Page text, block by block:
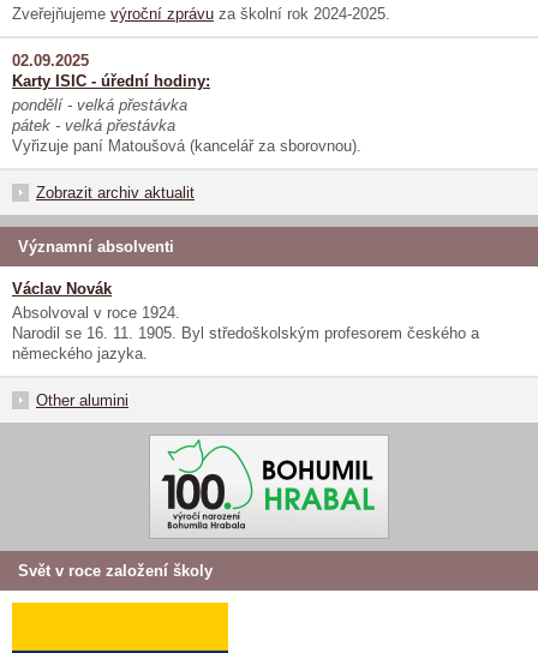
Zveřejňujeme výroční zprávu za školní rok 2024-2025.
02.09.2025
Karty ISIC - úřední hodiny:
pondělí - velká přestávka
pátek - velká přestávka
Vyřizuje paní Matoušová (kancelář za sborovnou).
Zobrazit archiv aktualit
Významní absolventi
Václav Novák
Absolvoval v roce 1924.
Narodil se 16. 11. 1905. Byl středoškolským profesorem českého a
německého jazyka.
Other alumini
Svět v roce založení školy